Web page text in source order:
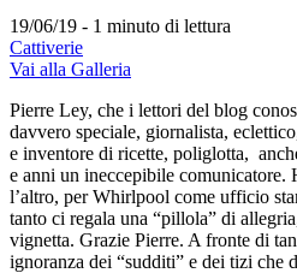
19/06/19 - 1 minuto di lettura
Cattiverie
Vai alla Galleria
Pierre Ley, che i lettori del blog
davvero speciale, giornalista,
e inventore di ricette, poliglotta,
e anni un ineccepibile comunicatore.
l’altro, per Whirlpool come ufficio
tanto ci regala una “pillola” di
vignetta. Grazie Pierre. A fronte di
ignoranza dei “sudditi” e dei tizi che